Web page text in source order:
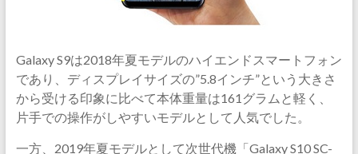
Galaxy S9は2018年夏モデルのハイエンドスマートフォン
であり、ディスプレイサイズの”5.8インチ”という大きさ
から受ける印象に比べて本体重量は161グラムと軽く、
片手での操作がしやすいモデルとして人気でした。
一方、2019年夏モデルとして次世代機「Galaxy S10 SC-